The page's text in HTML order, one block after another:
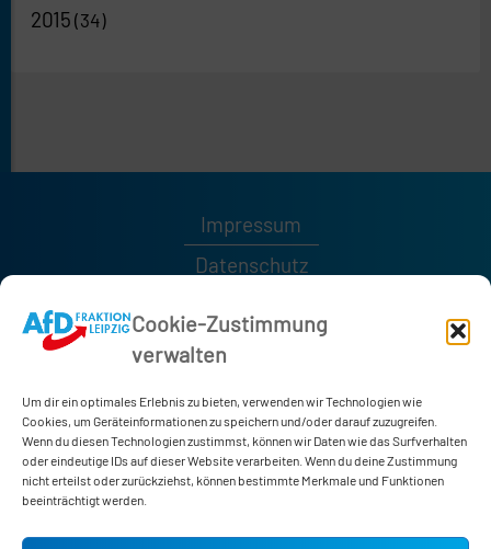
Cookie-Zustimmung
verwalten
Um dir ein optimales Erlebnis zu bieten, verwenden wir Technologien wie
Cookies, um Geräteinformationen zu speichern und/oder darauf zuzugreifen.
Wenn du diesen Technologien zustimmst, können wir Daten wie das Surfverhalten
oder eindeutige IDs auf dieser Website verarbeiten. Wenn du deine Zustimmung
nicht erteilst oder zurückziehst, können bestimmte Merkmale und Funktionen
beeinträchtigt werden.
2015 (34)
Neues Rathaus
Impressum
Datenschutz
0341 / 1232189
0341 / 1232185
afd-fraktion@leipzig.de